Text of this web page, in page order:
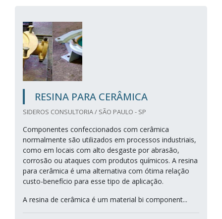
RESINA PARA CERÂMICA
SIDEROS CONSULTORIA / SÃO PAULO - SP
Componentes confeccionados com cerâmica
normalmente são utilizados em processos industriais,
como em locais com alto desgaste por abrasão,
corrosão ou ataques com produtos químicos. A resina
para cerâmica é uma alternativa com ótima relação
custo-benefício para esse tipo de aplicação.
A resina de cerâmica é um material bi component...